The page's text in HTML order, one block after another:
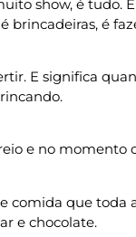
show, é tudo.
brincadeiras, é
E significa
e no momento
comida que toda
e chocolate.